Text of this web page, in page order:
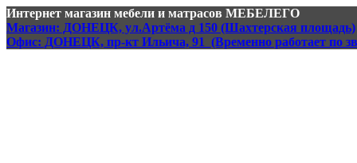
Интернет магазин мебели и матрасов МЕБЕЛЕГО
Магазин: ДОНЕЦК, ул.Артёма д 150 (Шахтерская площадь)
Офис: ДОНЕЦК, пр-кт Ильича, 91 (Временно работает по